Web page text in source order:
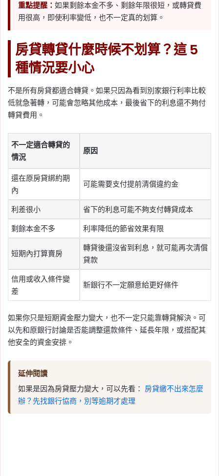
重點提醒： 如果剩餘本金不多、剩餘年限很短，或轉貸費
用很高，即使利率變低，也不一定真的划算。
房貸轉貸什麼時候不划算？這 5
種情況要小心
不是所有房貸都適合轉貸。如果只因為看到別家銀行利率比較
低就急著轉，可能會忽略其他成本，最後省下的利息還不夠付
轉貸費用。
不一定適合轉貸的
情況
原因
還在原房貸綁約期
內
可能需要支付提前清償違約金
利差很小 省下的利息可能不夠支付轉貸成本
剩餘本金不多 利率降低的節省效果有限
短期內打算賣房
轉貸後還沒省到利息，就可能再次清償
貸款
信用或收入條件變
差
新銀行不一定願意給更好條件
如果你只是短期資金壓力變大，也不一定只能靠轉貸解決。可
以先和原銀行討論是否能調整還款條件、延長年限，或搭配其
他安全的資金安排。
延伸閱讀
如果是因為房貸壓力變大，可以先看： 房貸繳不出來怎麼
辦？先找銀行協商，別等逾期才處理